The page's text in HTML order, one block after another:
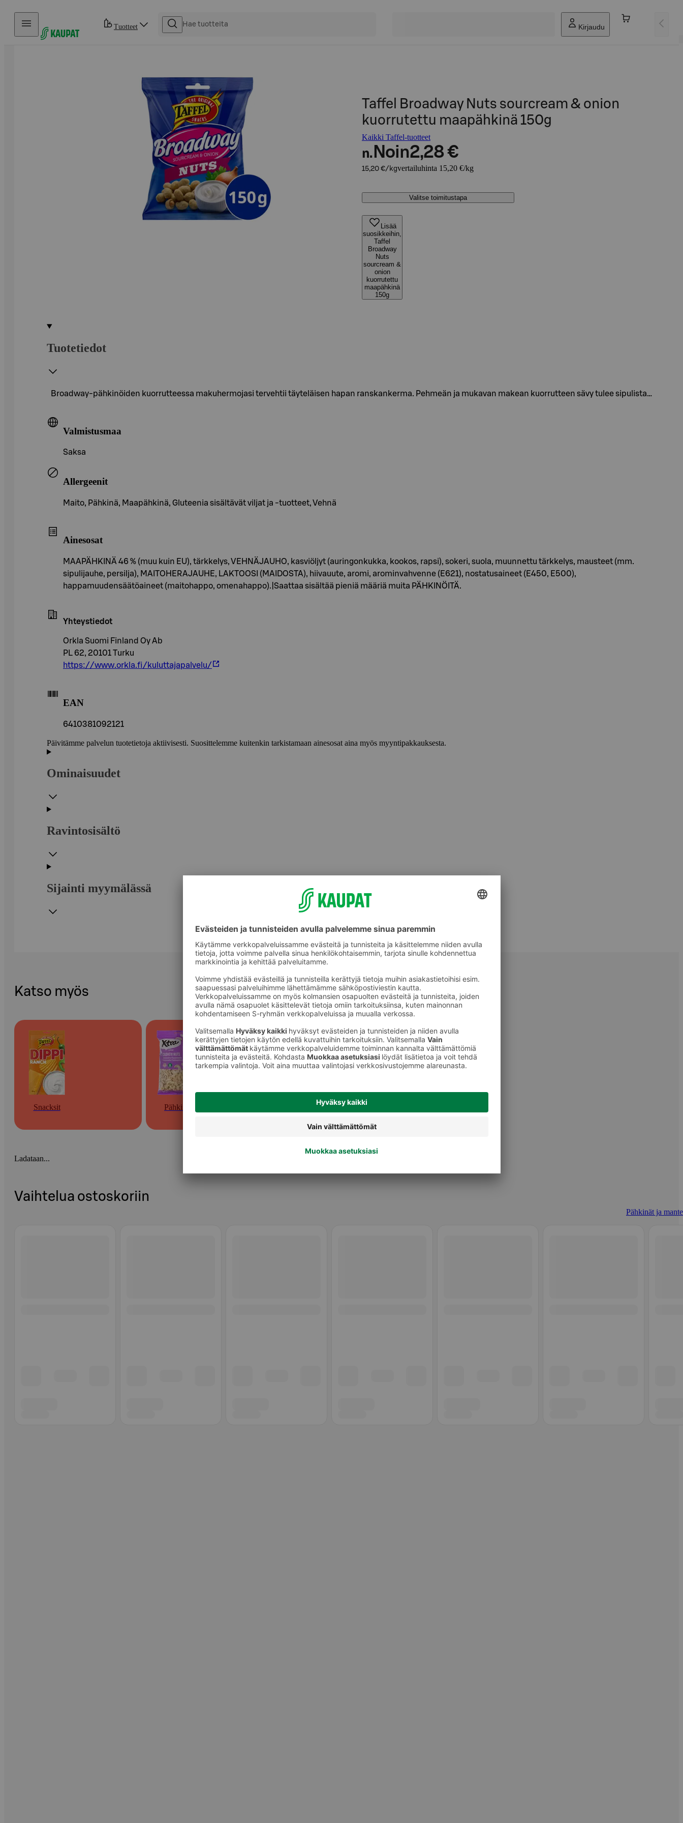
Hyppää sisältöön
Tuotteet Kirjaudu
Taffel Broadway Nuts sourcream & onion
kuorrutettu maapähkinä 150g
Kaikki Taffel-tuotteet
n. Noin2,28 €
15,20 €/kgvertailuhinta 15,20 €/kg
Valitse toimitustapa
Lisää
suosikkeihin,
Taffel
Broadway
Nuts
sourcream &
onion
kuorrutettu
maapähkinä
150g
Tuotetiedot
Broadway-pähkinöiden kuorrutteessa makuhermojasi tervehtii täyteläisen hapan ranskankerma. Pehmeän ja mukavan makean kuorrutteen sävy tulee sipulista…
Valmistusmaa
Saksa
Allergeenit
Maito, Pähkinä, Maapähkinä, Gluteenia sisältävät viljat ja -tuotteet, Vehnä
Ainesosat
MAAPÄHKINÄ 46 % (muu kuin EU), tärkkelys, VEHNÄJAUHO, kasviöljyt (auringonkukka, kookos, rapsi), sokeri, suola, muunnettu tärkkelys, mausteet (mm.
sipulijauhe, persilja), MAITOHERAJAUHE, LAKTOOSI (MAIDOSTA), hiivauute, aromi, arominvahvenne (E621), nostatusaineet (E450, E500),
happamuudensäätöaineet (maitohappo, omenahappo).|Saattaa sisältää pieniä määriä muita PÄHKINÖITÄ.
Yhteystiedot
Orkla Suomi Finland Oy Ab
PL 62, 20101 Turku
https://www.orkla.fi/kuluttajapalvelu/
EAN
6410381092121
Päivitämme palvelun tuotetietoja aktiivisesti. Suosittelemme kuitenkin tarkistamaan ainesosat aina myös myyntipakkauksesta.
Ominaisuudet
Ravintosisältö
Sijainti myymälässä
Katso myös
Snacksit Pähkinät Pähkinät ja mantelit
Ladataan...
Vaihtelua ostoskoriin
Pähkinät ja